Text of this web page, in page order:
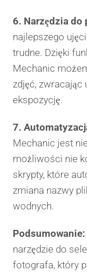
6. Narzędzia do
najlepszego
trudne. Dzięki
Mechanic
zdjęć, zwracając
ekspozycję.
7.
Mechanic jest
możliwości nie
skrypty, które
zmiana nazwy
wodnych.
Podsumowanie:
narzędzie do
fotografa, który